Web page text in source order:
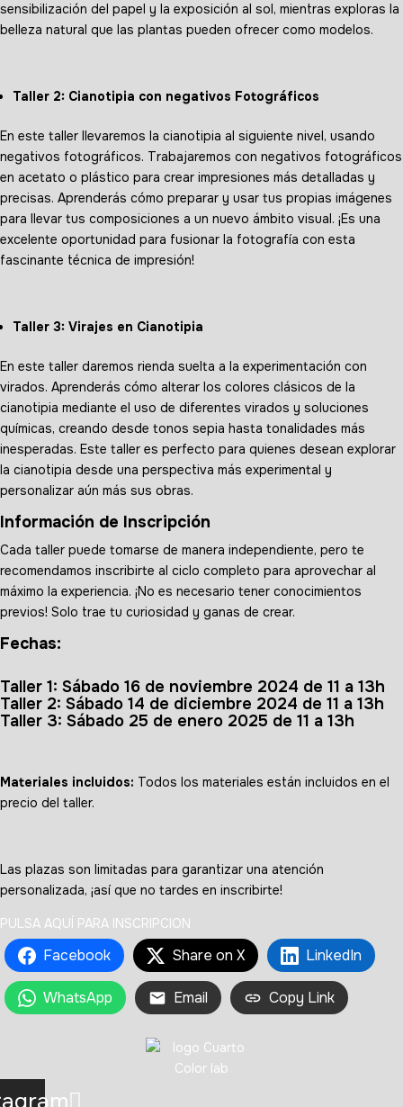
sensibilización del papel y la exposición al sol, mientras exploras la
belleza natural que las plantas pueden ofrecer como modelos.
Taller 2: Cianotipia con negativos Fotográficos
En este taller llevaremos la cianotipia al siguiente nivel, usando
negativos fotográficos. Trabajaremos con negativos fotográficos
en acetato o plástico para crear impresiones más detalladas y
precisas. Aprenderás cómo preparar y usar tus propias imágenes
para llevar tus composiciones a un nuevo ámbito visual. ¡Es una
excelente oportunidad para fusionar la fotografía con esta
fascinante técnica de impresión!
Taller 3: Virajes en Cianotipia
En este taller daremos rienda suelta a la experimentación con
virados. Aprenderás cómo alterar los colores clásicos de la
cianotipia mediante el uso de diferentes virados y soluciones
químicas, creando desde tonos sepia hasta tonalidades más
inesperadas. Este taller es perfecto para quienes desean explorar
la cianotipia desde una perspectiva más experimental y
personalizar aún más sus obras.
Información de Inscripción
Cada taller puede tomarse de manera independiente, pero te
recomendamos inscribirte al ciclo completo para aprovechar al
máximo la experiencia. ¡No es necesario tener conocimientos
previos! Solo trae tu curiosidad y ganas de crear.
Fechas:
Taller 1: Sábado 16 de noviembre 2024 de 11 a 13h
Taller 2: Sábado 14 de diciembre 2024 de 11 a 13h
Taller 3: Sábado 25 de enero 2025 de 11 a 13h
Materiales incluidos: Todos los materiales están incluidos en el
precio del taller.
Las plazas son limitadas para garantizar una atención
personalizada, ¡así que no tardes en inscribirte!
PULSA AQUÍ PARA INSCRIPCION
Facebook Share on X LinkedIn
WhatsApp Email Copy Link